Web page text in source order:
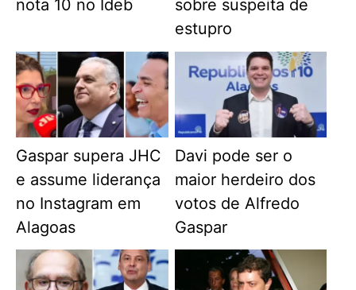
nota 10 no Ideb
sobre suspeita de
estupro
Gaspar supera JHC
e assume liderança
no Instagram em
Alagoas
Davi pode ser o
maior herdeiro dos
votos de Alfredo
Gaspar